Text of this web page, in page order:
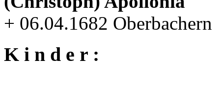
+ 06.04.1682 Oberbachern
K i n d e r :